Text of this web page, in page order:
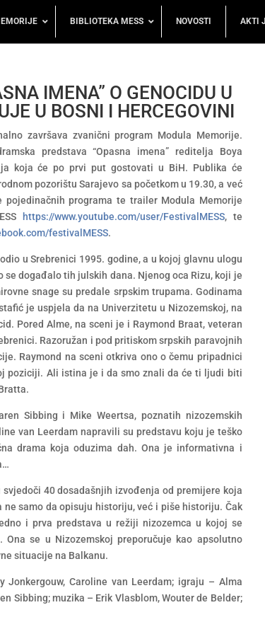
BIBLIOTEKA MESS NOVOSTI AKTI
IMENA” O GENOCIDU U
U BOSNI I HERCEGOVINI
završava zvanični program Modula Memorije.
predstava “Opasna imena” reditelja Boya
koja će po prvi put gostovati u BiH. Publika će
pozorištu Sarajevo sa početkom u 19.30, a već
programa te trailer Modula Memorije
https://www.youtube.com/user/FestivalMESS, te
festivalMESS.
u Srebrenici 1995. godine, a u kojoj glavnu ulogu
događalo tih julskih dana. Njenog oca Rizu, koji je
snage su predale srpskim trupama. Godinama
je uspjela da na Univerzitetu u Nizozemskoj, na
Pored Alme, na sceni je i Raymond Braat, veteran
Razoružan i pod pritiskom srpskih paravojnih
Raymond na sceni otkriva ono o čemu pripadnici
poziciji. Ali istina je i da smo znali da će ti ljudi biti
Sibbing i Mike Weertsa, poznatih nizozemskih
van Leerdam napravili su predstavu koju je teško
drama koja oduzima dah. Ona je informativna i
40 dosadašnjih izvođenja od premijere koja
samo da opisuju historiju, već i piše historiju. Čak
i prva predstava u režiji nizozemca u kojoj se
se u Nizozemskoj preporučuje kao apsolutno
situacije na Balkanu.
Caroline van Leerdam; igraju – Alma
Sibbing; muzika – Erik Vlasblom, Wouter de Belder;